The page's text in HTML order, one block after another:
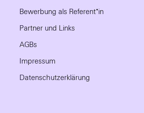
Bewerbung als Referent*in
Partner und Links
AGBs
Impressum
Datenschutzerklärung